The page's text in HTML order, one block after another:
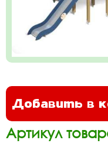
Добавить в
Артикул